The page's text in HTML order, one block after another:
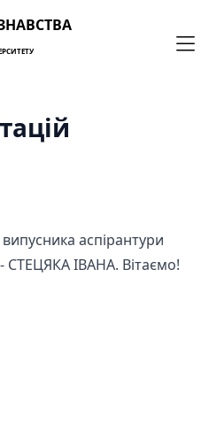
аспірантури
СТЕЦЯКА ІВАНА. Вітаємо!